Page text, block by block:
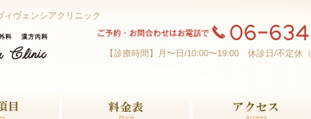
ヴェンシアクリニック
【診療時間】月〜日/10:00〜19:00 休診日/不定休（